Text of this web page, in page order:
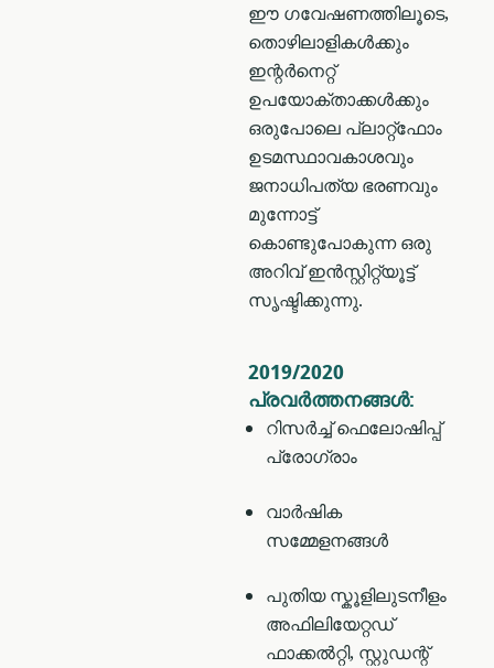
ഈ ഗവേഷണത്തിലൂടെ,
തൊഴിലാളികൾക്കും
ഇന്റർനെറ്റ്
ഉപയോക്താക്കൾക്കും
ഒരുപോലെ പ്ലാറ്റ്ഫോം
ഉടമസ്ഥാവകാശവും
ജനാധിപത്യ ഭരണവും
മുന്നോട്ട്
കൊണ്ടുപോകുന്ന ഒരു
അറിവ് ഇൻസ്റ്റിറ്റ്യൂട്ട്
സൃഷ്ടിക്കുന്നു.
2019/2020
പ്രവർത്തനങ്ങൾ:
റിസർച്ച് ഫെലോഷിപ്പ്
പ്രോഗ്രാം
വാർഷിക
സമ്മേളനങ്ങൾ
പുതിയ സ്കൂളിലുടനീളം
അഫിലിയേറ്റഡ്
ഫാക്കൽറ്റി, സ്റ്റുഡന്റ്